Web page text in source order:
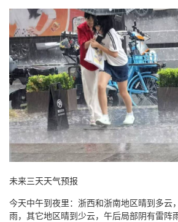
未来三天天气预报
今天中午到夜里：浙西和浙南地区晴到多云
雨，其它地区晴到少云，午后局部阴有雷阵